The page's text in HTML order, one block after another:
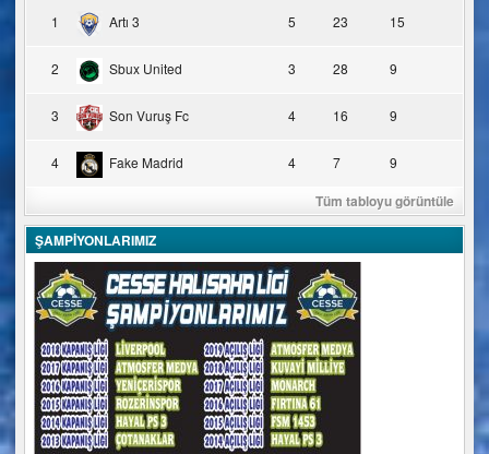
1 Artı 3 5 23 15
2 Sbux United 3 28 9
3 Son Vuruş Fc 4 16 9
4 Fake Madrid 4 7 9
Tüm tabloyu görüntüle
ŞAMPİYONLARIMIZ